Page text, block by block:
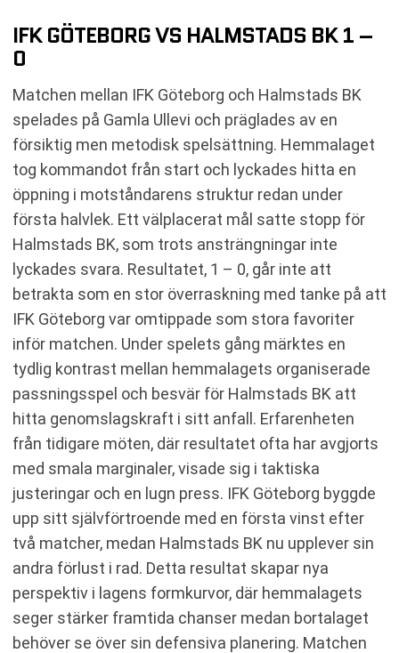
IFK GÖTEBORG VS HALMSTADS BK 1 –
0
Matchen mellan IFK Göteborg och Halmstads BK
spelades på Gamla Ullevi och präglades av en
försiktig men metodisk spelsättning. Hemmalaget
tog kommandot från start och lyckades hitta en
öppning i motståndarens struktur redan under
första halvlek. Ett välplacerat mål satte stopp för
Halmstads BK, som trots ansträngningar inte
lyckades svara. Resultatet, 1 – 0, går inte att
betrakta som en stor överraskning med tanke på att
IFK Göteborg var omtippade som stora favoriter
inför matchen. Under spelets gång märktes en
tydlig kontrast mellan hemmalagets organiserade
passningsspel och besvär för Halmstads BK att
hitta genomslagskraft i sitt anfall. Erfarenheten
från tidigare möten, där resultatet ofta har avgjorts
med smala marginaler, visade sig i taktiska
justeringar och en lugn press. IFK Göteborg byggde
upp sitt självförtroende med en första vinst efter
två matcher, medan Halmstads BK nu upplever sin
andra förlust i rad. Detta resultat skapar nya
perspektiv i lagens formkurvor, där hemmalagets
seger stärker framtida chanser medan bortalaget
behöver se över sin defensiva planering. Matchen